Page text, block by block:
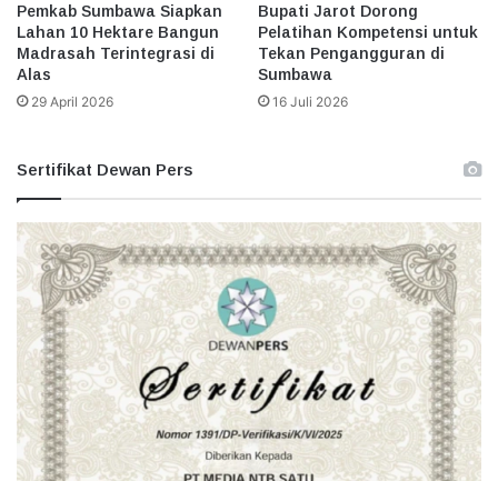
Pemkab Sumbawa Siapkan
Lahan 10 Hektare Bangun
Madrasah Terintegrasi di
Alas
29 April 2026
Bupati Jarot Dorong
Pelatihan Kompetensi untuk
Tekan Pengangguran di
Sumbawa
16 Juli 2026
Sertifikat Dewan Pers